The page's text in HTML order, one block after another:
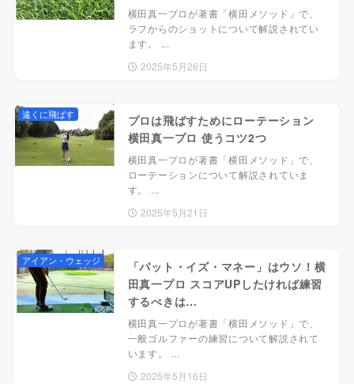
横田真一プロが著書「横田メソッド」で、
ラフからのショットについて解説されてい
ます。 ...
2025年5月26日
プロは飛ばすためにローテーション
横田真一プロ 使うコツ2つ
横田真一プロが著書「横田メソッド」で、
ローテーションについて解説されていま
す。 ...
2025年5月21日
遠くに飛ばす
「パット・イズ・マネー」はウソ！横
田真一プロ スコアUPしたければ練習
するべきは…
横田真一プロが著書「横田メソッド」で、
一般ゴルファーの練習について解説されて
います。 ...
2025年5月16日
アイアン・ウェッジ